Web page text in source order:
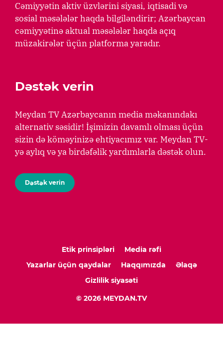
Cəmiyyətin aktiv üzvlərini siyasi, iqtisadi və
sosial məsələlər haqda bilgiləndirir; Azərbaycan
cəmiyyətinə aktual məsələlər haqda açıq
müzakirələr üçün platforma yaradır.
Dəstək verin
Meydan TV Azərbaycanın media məkanındakı
alternativ səsidir! İşimizin davamlı olması üçün
sizin də köməyinizə ehtiyacımız var. Meydan TV-
yə aylıq və ya birdəfəlik yardımlarla dəstək olun.
Dəstək verin
Etik prinsipləri
Media rəfi
Yazarlar üçün qaydalar
Haqqımızda
Əlaqə
Gizlilik siyasəti
© 2026 MEYDAN.TV